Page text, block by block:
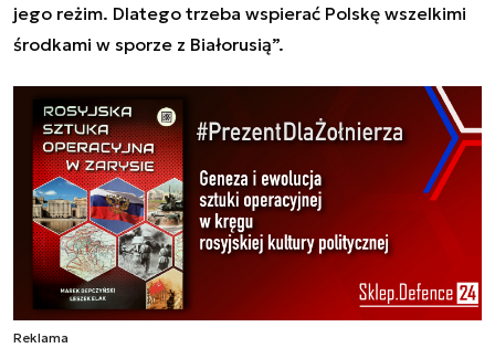
jego reżim. Dlatego trzeba wspierać Polskę wszelkimi
środkami w sporze z Białorusią”.
Reklama